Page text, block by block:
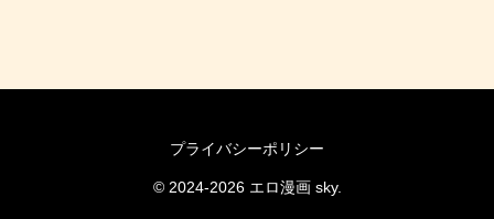
プライバシーポリシー
© 2024-2026 エロ漫画 sky.